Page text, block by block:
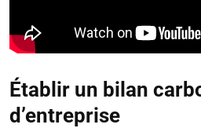
Établir un bilan
d’entreprise